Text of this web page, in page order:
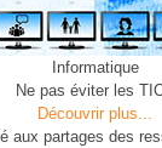
Informatique
Ne pas éviter les
Découvrir plus...
aux partages des